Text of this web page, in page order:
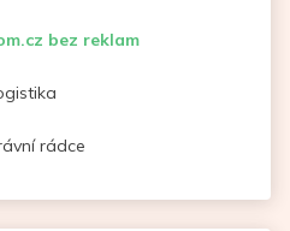
bez reklam
rádce